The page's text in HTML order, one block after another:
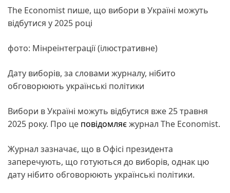
The Economist пише, що вибори в Україні можуть
відбутися у 2025 році
фото: Мінреінтеграції (ілюстративне)
Дату виборів, за словами журналу, нібито
обговорюють українські політики
Вибори в Україні можуть відбутися вже 25 травня
2025 року. Про це повідомляєжурнал The Economist.
Журнал зазначає, що в Офісі президента
заперечують, що готуються до виборів, однак цю
дату нібито обговорюють українські політики.